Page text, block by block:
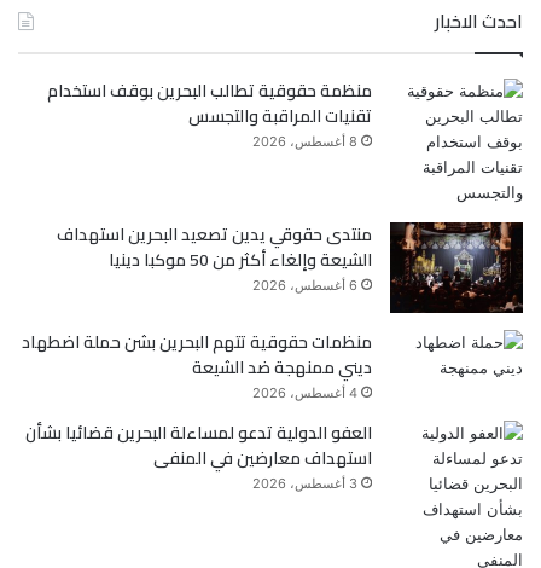
ب
و
ك
ت
ر
احدث الاخبار
منظمة حقوقية تطالب البحرين بوقف استخدام
تقنيات المراقبة والتجسس
8 أغسطس، 2026
منتدى حقوقي يدين تصعيد البحرين استهداف
الشيعة وإلغاء أكثر من 50 موكبا دينيا
6 أغسطس، 2026
منظمات حقوقية تتهم البحرين بشن حملة اضطهاد
ديني ممنهجة ضد الشيعة
4 أغسطس، 2026
العفو الدولية تدعو لمساءلة البحرين قضائيا بشأن
استهداف معارضين في المنفى
3 أغسطس، 2026